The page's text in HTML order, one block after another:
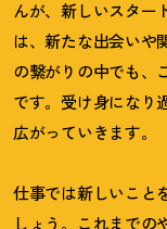
んが、新しいスター
は、新たな出会いや
の繋がりの中でも、
です。受け身になり
広がっていきます。
仕事では新しいこと
しょう。これまでの